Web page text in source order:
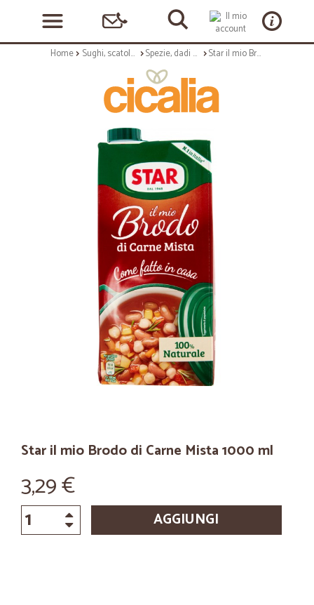
Home Sughi, scatolame e condimenti Spezie, dadi e insaporitori Star il mio Brodo di Carne Mista 1000 ml
Star il mio Brodo di Carne Mista 1000 ml
3,29 €
AGGIUNGI